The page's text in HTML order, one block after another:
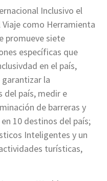
Inclusivo el
como Herramienta
promueve siete
específicas que
en el país,
la
del país, medir e
de barreras y
10 destinos del país;
Inteligentes y un
turísticas,